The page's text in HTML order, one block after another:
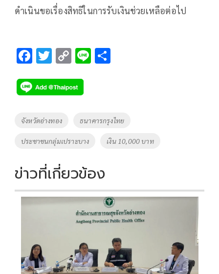
ดำเนินขอเรื่องสิทธิในการรับเงินช่วยเหลือต่อไป
F
e
b
o
k
T
tt
er
C
p
y
Li
k
Li
Tags
จังหวัดอ่างทอง ธนาคารกรุงไทย
ประชาชนกลุ่มเปราะบาง เงิน 10,000 บาท
ข่าวที่เกี่ยวข้อง